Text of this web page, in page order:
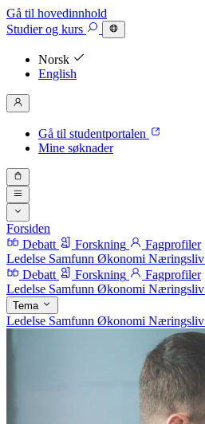
Gå til hovedinnhold
Studierog kurs
Norsk
English
Gå til studentportalen
Mine søknader
Forsiden
Debatt
Forskning
Fagprofiler
Ledelse Samfunn Økonomi Næringsliv
Debatt
Forskning
Fagprofiler
Ledelse Samfunn Økonomi Næringsliv
Tema
Ledelse Samfunn Økonomi Næringsliv